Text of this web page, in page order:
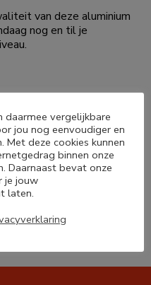
van deze aluminium
nog en til je
daarmee vergelijkbare
jou nog eenvoudiger en
Met deze cookies kunnen
binnen onze
Daarnaast bevat onze
je jouw
laten.